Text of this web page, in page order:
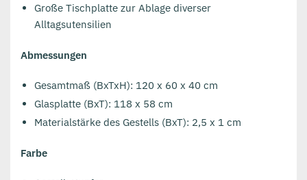
Große Tischplatte zur Ablage diverser
Alltagsutensilien
Abmessungen
Gesamtmaß (BxTxH): 120 x 60 x 40 cm
Glasplatte (BxT): 118 x 58 cm
Materialstärke des Gestells (BxT): 2,5 x 1 cm
Farbe